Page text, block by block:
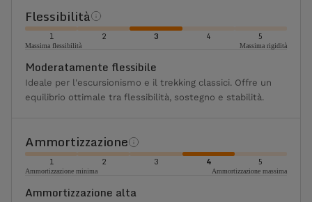
Flessibilità
1 2 3 4 5
Massima flessibilità Massima rigidità
Moderatamente flessibile
Ideale per l'escursionismo e il trekking classici. Offre un
equilibrio ottimale tra flessibilità, sostegno e stabilità.
Ammortizzazione
1 2 3 4 5
Ammortizzazione minima Ammortizzazione massima
Ammortizzazione alta